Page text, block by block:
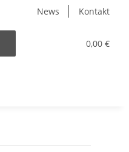
News Kontakt
0,00 €